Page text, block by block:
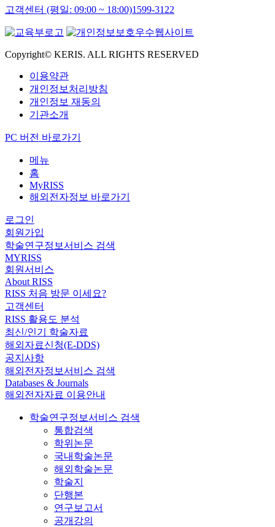
고객센터 (평일: 09:00 ~ 18:00)1599-3122
Copyright© KERIS. ALL RIGHTS RESERVED
이용약관
개인정보처리방침
개인정보 재동의
기관소개
PC 버전 바로가기
메뉴
홈
MyRISS
해외전자정보 바로가기
로그인
회원가입
학술연구정보서비스 검색
MYRISS
회원서비스
About RISS
RISS 처음 방문 이세요?
고객센터
RISS 활용도 분석
최신/인기 학술자료
해외자료신청(E-DDS)
공지사항
해외전자정보서비스 검색
Databases & Journals
해외전자자료 이용안내
학술연구정보서비스 검색
통합검색
학위논문
국내학술논문
해외학술논문
학술지
단행본
연구보고서
공개강의